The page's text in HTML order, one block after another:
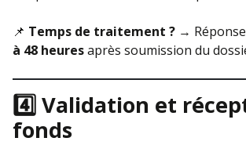
📌 Temps de traitement ? →
à 48 heuresaprès soumission du
4️⃣ Validation et
fonds